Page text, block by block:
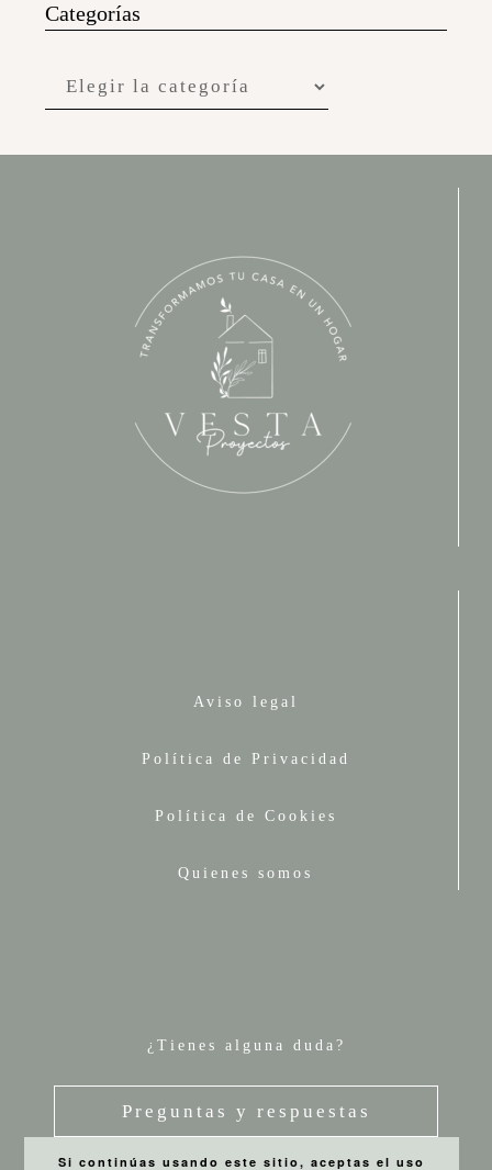
Categorías
Aviso legal
Política de Privacidad
Política de Cookies
Quienes somos
¿Tienes alguna duda?
Preguntas y respuestas
Si continúas usando este sitio, aceptas el uso